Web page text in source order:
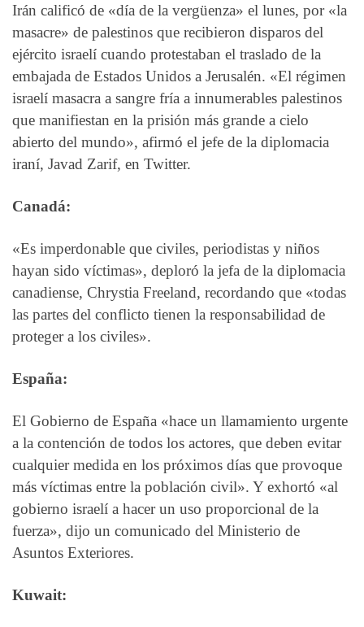
Irán calificó de «día de la vergüenza» el lunes, por «la
masacre» de palestinos que recibieron disparos del
ejército israelí cuando protestaban el traslado de la
embajada de Estados Unidos a Jerusalén. «El régimen
israelí masacra a sangre fría a innumerables palestinos
que manifiestan en la prisión más grande a cielo
abierto del mundo», afirmó el jefe de la diplomacia
iraní, Javad Zarif, en Twitter.
Canadá:
«Es imperdonable que civiles, periodistas y niños
hayan sido víctimas», deploró la jefa de la diplomacia
canadiense, Chrystia Freeland, recordando que «todas
las partes del conflicto tienen la responsabilidad de
proteger a los civiles».
España:
El Gobierno de España «hace un llamamiento urgente
a la contención de todos los actores, que deben evitar
cualquier medida en los próximos días que provoque
más víctimas entre la población civil». Y exhortó «al
gobierno israelí a hacer un uso proporcional de la
fuerza», dijo un comunicado del Ministerio de
Asuntos Exteriores.
Kuwait: